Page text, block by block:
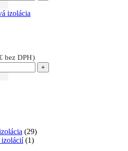
izolácia
bez DPH)
+
(29)
izolácií (1)